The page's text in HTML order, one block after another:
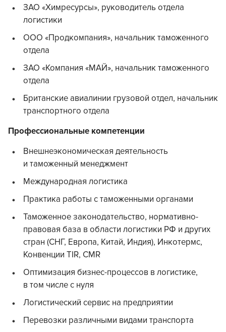
ЗАО «Химресурсы», руководитель отдела
логистики
ООО «Продкомпания», начальник таможенного
отдела
ЗАО «Компания «МАЙ», начальник таможенного
отдела
Британские авиалинии грузовой отдел, начальник
транспортного отдела
Профессиональные компетенции
Внешнеэкономическая деятельность
и таможенный менеджмент
Международная логистика
Практика работы с таможенными органами
Таможенное законодательство, нормативно-
правовая база в области логистики РФ и других
стран (СНГ, Европа, Китай, Индия), Инкотермс,
Конвенции TIR, CMR
Оптимизация бизнес-процессов в логистике,
в том числе с нуля
Логистический сервис на предприятии
Перевозки различными видами транспорта